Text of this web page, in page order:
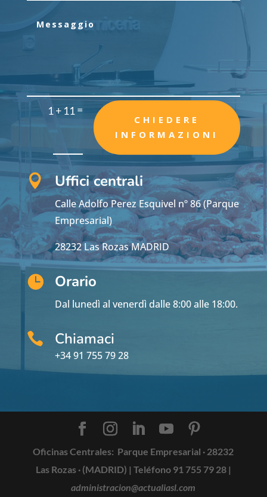
1 + 11 =
CHIEDERE
INFORMAZIONI
 Uffici centrali
Calle Adolfo Perez Esquivel nº 86 (Parque
Empresarial)
28232 Las Rozas MADRID
 Orario
Dal lunedì al venerdì dalle 8:00 alle 18:00.
 Chiamaci
+34 91 755 79 28
Oficinas Centrales: Parque Empresarial · 28232
Las Rozas · (MADRID) | Teléfono 91 755 79 28|
administracion@actualiasl.com